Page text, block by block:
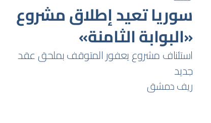
سوريا تعيد إطلاق مشروع
«البوابة الثامنة»
استئناف مشروع يعفور المتوقف بملحق عقد
جديد
ريف دمشق